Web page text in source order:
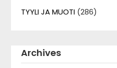
TYYLI JA MUOTI (286)
Archives